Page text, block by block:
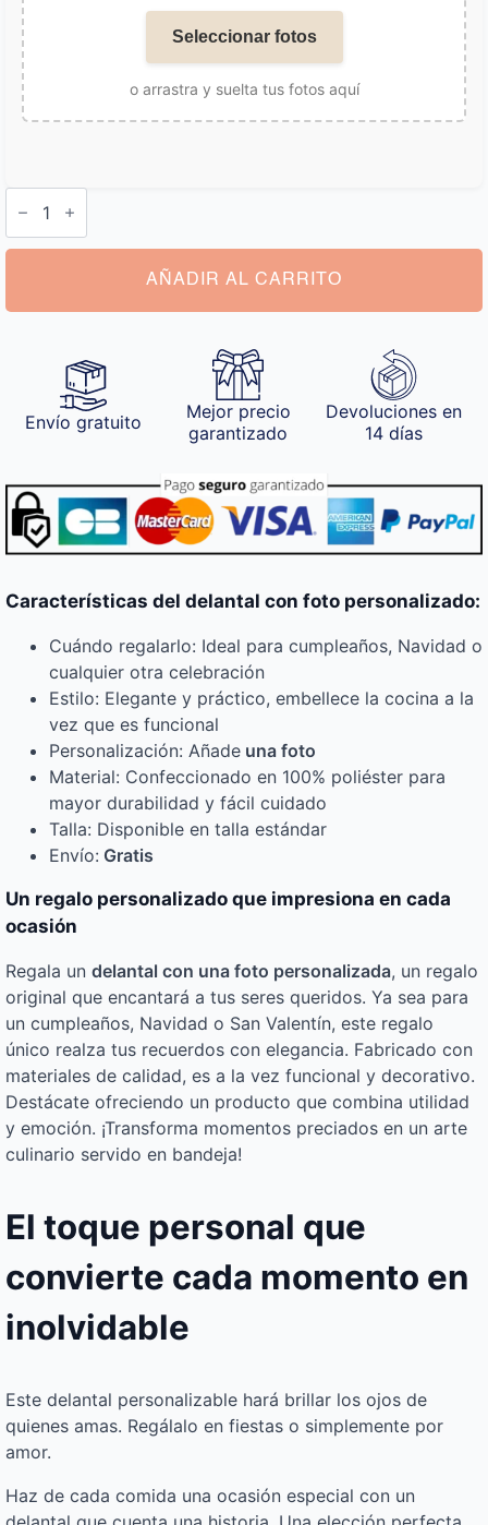
Seleccionar fotos
o arrastra y suelta tus fotos aquí
Delantal
con
Foto
Personalizada
AÑADIR AL CARRITO
Envío gratuito
Mejor precio
garantizado
Devoluciones en
14 días
Características del delantal con foto personalizado:
Cuándo regalarlo: Ideal para cumpleaños, Navidad o
cualquier otra celebración
Estilo: Elegante y práctico, embellece la cocina a la
vez que es funcional
Personalización: Añade una foto
Material: Confeccionado en 100% poliéster para
mayor durabilidad y fácil cuidado
Talla: Disponible en talla estándar
Envío: Gratis
Un regalo personalizado que impresiona en cada
ocasión
Regala un delantal con una foto personalizada, un regalo
original que encantará a tus seres queridos. Ya sea para
un cumpleaños, Navidad o San Valentín, este regalo
único realza tus recuerdos con elegancia. Fabricado con
materiales de calidad, es a la vez funcional y decorativo.
Destácate ofreciendo un producto que combina utilidad
y emoción. ¡Transforma momentos preciados en un arte
culinario servido en bandeja!
El toque personal que
convierte cada momento en
inolvidable
Este delantal personalizable hará brillar los ojos de
quienes amas. Regálalo en fiestas o simplemente por
amor.
Haz de cada comida una ocasión especial con un